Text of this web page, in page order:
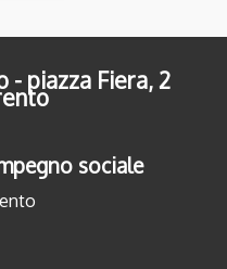
piazza Fiera, 2
sociale